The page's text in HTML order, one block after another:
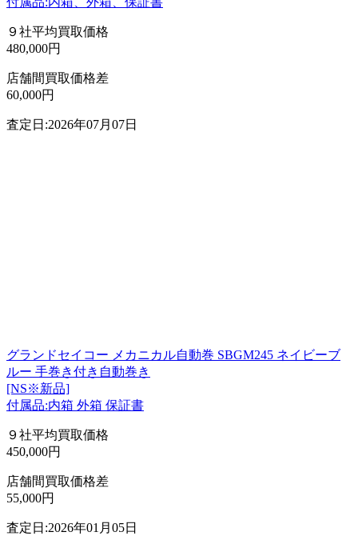
９社平均買取価格
480,000円
店舗間買取価格差
60,000円
査定日:2026年07月07日
グランドセイコー メカニカル自動巻 SBGM245 ネイビーブ
ルー 手巻き付き自動巻き
[NS※新品]
付属品:内箱 外箱 保証書
９社平均買取価格
450,000円
店舗間買取価格差
55,000円
査定日:2026年01月05日